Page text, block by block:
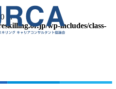
in
wp-includes/class-